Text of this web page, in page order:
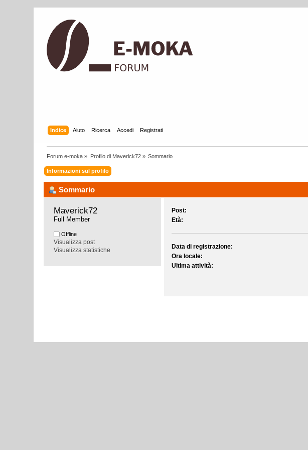
Indice Aiuto Ricerca Accedi Registrati
Forum e-moka » Profilo di Maverick72» Sommario
Informazioni sul profilo
Sommario
Maverick72
Full Member
Offline
Visualizza post
Visualizza statistiche
Post:
Età:
Data di registrazione:
Ora locale:
Ultima attività: